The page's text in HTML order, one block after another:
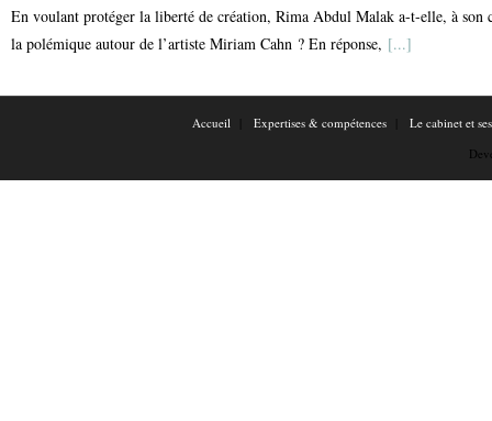
En voulant protéger la liberté de création, Rima Abdul Malak a-t-elle, à
la polémique autour de l’artiste Miriam Cahn ? En réponse, [...]
Accueil Expertises & compétences
Le cabinet et